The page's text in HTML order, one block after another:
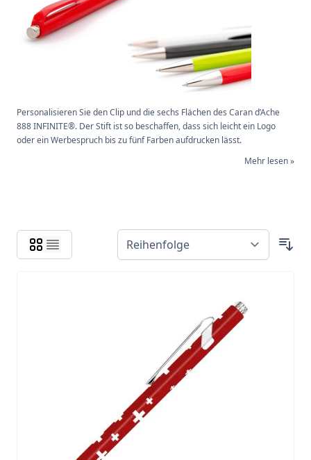
Personalisieren Sie den Clip und die sechs Flächen des Caran d’Ache
888 INFINITE®. Der Stift ist so beschaffen, dass sich leicht ein Logo
oder ein Werbespruch bis zu fünf Farben aufdrucken lässt.
Mehr lesen »